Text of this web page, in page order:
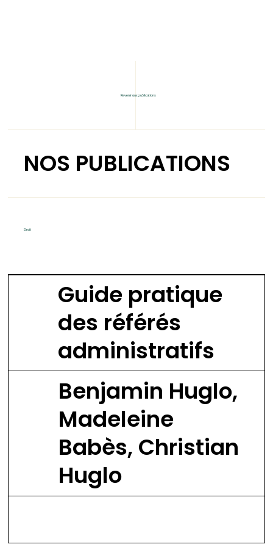
NOS PUBLICATIONS
Revenir aux publications
Droit
Guide pratique
des référés
administratifs
Benjamin Huglo,
Madeleine
Babès, Christian
Huglo